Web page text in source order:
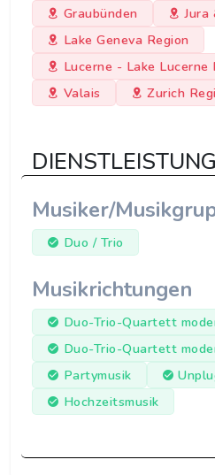
Graubünden
Jura
Lake Geneva Region
Lucerne - Lake Lucerne
Valais
Zurich
Musiker/
Duo / Trio
Musikrichtungen
Duo-Trio-Quartett
Duo-Trio-Quartett
Partymusik
Hochzeitsmusik